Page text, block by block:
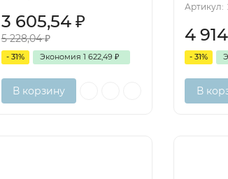
3 605,54 ₽
5 228,04₽
- 31% Экономия 1 622,49 ₽
В корзину
Артикул:
4
- 31%
В